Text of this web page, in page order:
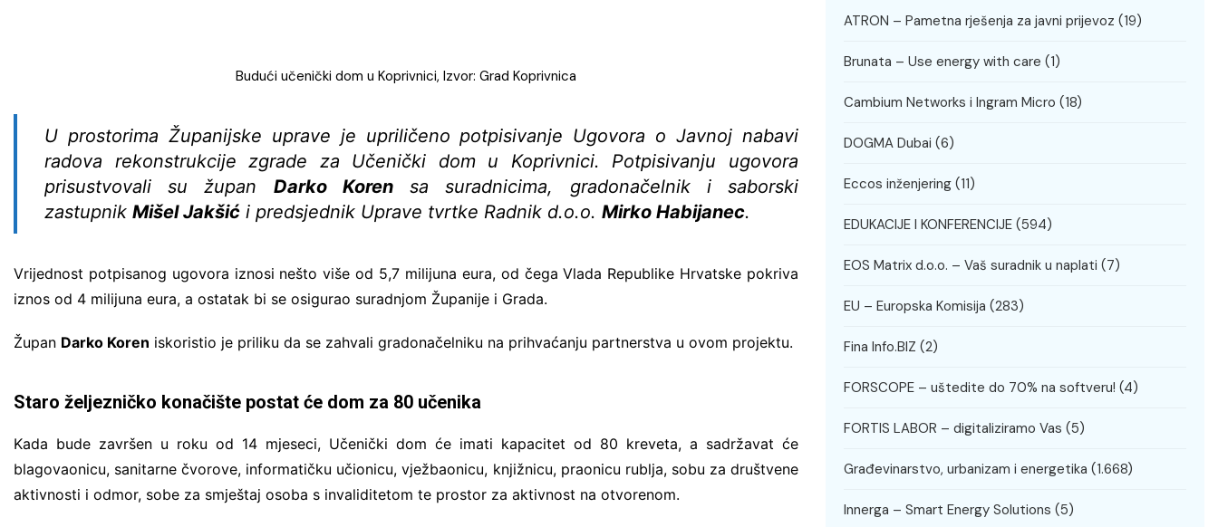
Budući učenički dom u Koprivnici, Izvor: Grad Koprivnica
U prostorima Županijske uprave je upriličeno potpisivanje Ugovora o Javnoj nabavi
radova rekonstrukcije zgrade za Učenički dom u Koprivnici. Potpisivanju ugovora
prisustvovali su župan Darko Korensa suradnicima, gradonačelnik i saborski
zastupnik Mišel Jakšić i predsjednik Uprave tvrtke Radnik d.o.o. Mirko Habijanec.
Vrijednost potpisanog ugovora iznosi nešto više od 5,7 milijuna eura, od čega Vlada Republike Hrvatske pokriva
iznos od 4 milijuna eura, a ostatak bi se osigurao suradnjom Županije i Grada.
Župan Darko Koren iskoristio je priliku da se zahvali gradonačelniku na prihvaćanju partnerstva u ovom projektu.
Staro željezničko konačište postat će dom za 80 učenika
Kada bude završen u roku od 14 mjeseci, Učenički dom će imati kapacitet od 80 kreveta, a sadržavat će
blagovaonicu, sanitarne čvorove, informatičku učionicu, vježbaonicu, knjižnicu, praonicu rublja, sobu za društvene
aktivnosti i odmor, sobe za smještaj osoba s invaliditetom te prostor za aktivnost na otvorenom.
ATRON – Pametna rješenja za javni prijevoz (19)
Brunata – Use energy with care (1)
Cambium Networks i Ingram Micro (18)
DOGMA Dubai (6)
Eccos inženjering (11)
EDUKACIJE I KONFERENCIJE (594)
EOS Matrix d.o.o. – Vaš suradnik u naplati (7)
EU – Europska Komisija (283)
Fina Info.BIZ (2)
FORSCOPE – uštedite do 70% na softveru! (4)
FORTIS LABOR – digitaliziramo Vas (5)
Građevinarstvo, urbanizam i energetika (1.668)
Innerga – Smart Energy Solutions (5)